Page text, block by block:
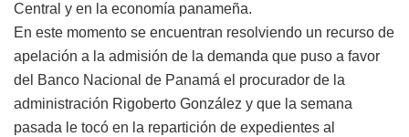
Central y en la economía panameña.
En este momento se encuentran resolviendo un recurso de
apelación a la admisión de la demanda que puso a favor
del Banco Nacional de Panamá el procurador de la
administración Rigoberto González y que la semana
pasada le tocó en la repartición de expedientes al